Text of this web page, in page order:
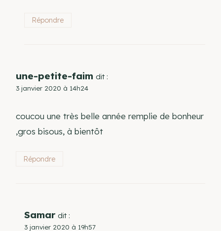
Répondre
une-petite-faim dit :
3 janvier 2020 à 14h24
coucou une très belle année remplie de bonheur
,gros bisous, à bientôt
Répondre
Samar dit :
3 janvier 2020 à 19h57